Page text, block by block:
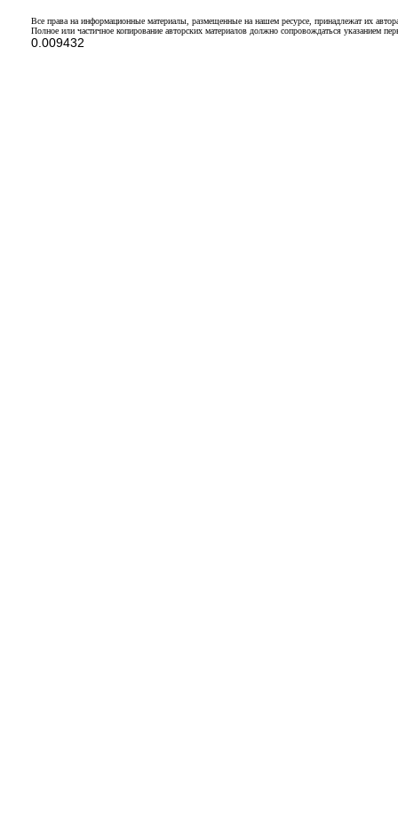
Все права на информационные материалы, размещенные на нашем ресурсе, принадлежат их
Полное или частичное копирование авторских материалов должно сопровождаться указанием
0.009432